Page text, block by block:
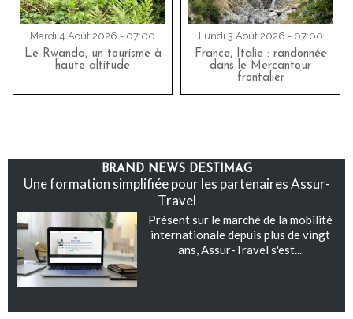
Mardi 4 Août 2026 - 07:00
Le Rwanda, un tourisme à
haute altitude
Lundi 3 Août 2026 - 07:00
France, Italie : randonnée
dans le Mercantour
frontalier
BRAND NEWS DESTIMAG
Une formation simplifiée pour les partenaires Assur-
Travel
Présent sur le marché de la mobilité
internationale depuis plus de vingt
ans, Assur-Travel s'est...